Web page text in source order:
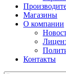
Магазины
О компании
Контакты